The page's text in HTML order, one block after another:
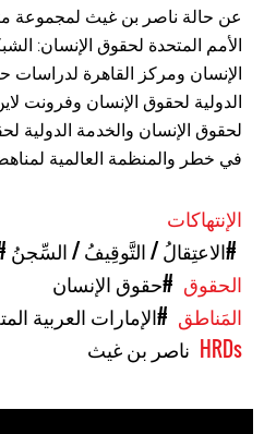
عن حالة ناصر بن غيث لمجموعة
الأمم المتحدة لحقوق الإنسان:
الإنسان ومركز القاهرة لدراسات
الدولية لحقوق الإنسان وفرونت
لحقوق الإنسان والخدمة الدولية
في خطر والمنظمة العالمية
الإنتهاكات
#الاعتِقالُ / التَّوقِيفُ / السِّجنُ
الحقوق #حقوق الإنسان
المَناطق #الإمارات العربية
HRDs ناصر بن غيث